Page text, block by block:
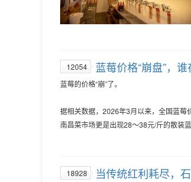
12054 蓝莓价格“崩盘”，
蓝莓的价格“崩”了。
据相关数据，2026年3月以来，全国蓝莓
南昌菜市场更是出现28～38元/斤的散装蓝
18928 当传统红利耗尽，